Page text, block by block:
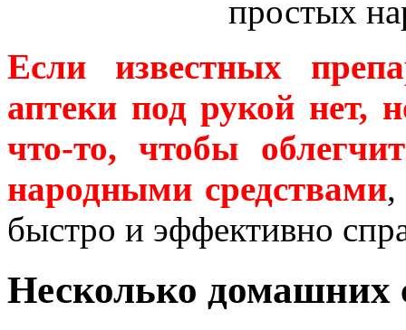
Если известных
аптеки под рукой нет,
что-то, чтобы
народными средствами,
быстро и эффективно
Несколько домашних